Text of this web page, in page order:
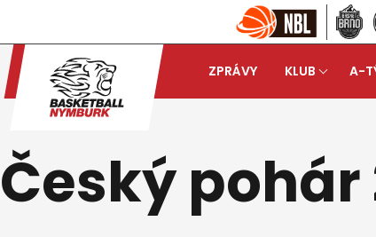
ZPRÁVY KLUB A-
Český pohár